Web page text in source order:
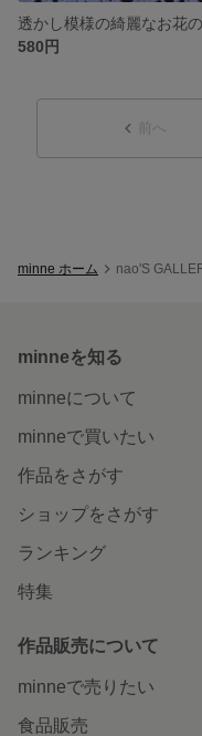
580円
前へ
minne ホーム nao'S
minneを知る
minneについて
minneで買いたい
作品をさがす
ショップをさがす
ランキング
特集
作品販売について
minneで売りたい
食品販売